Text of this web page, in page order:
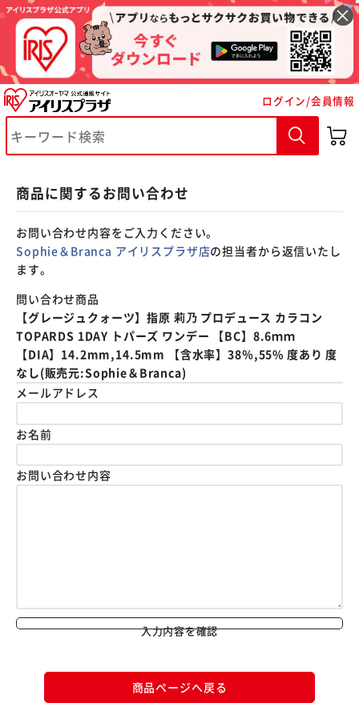
ログイン/会員情報
商品に関するお問い合わせ
お問い合わせ内容をご入力ください。
Sophie＆Branca アイリスプラザ店の担当者から返信いたし
ます。
問い合わせ商品
【グレージュクォーツ】指原 莉乃 プロデュース カラコン
TOPARDS 1DAY トパーズ ワンデー 【BC】8.6ｍｍ
【DIA】14.2mm,14.5mm 【含水率】38％,55% 度あり 度
なし(販売元:Sophie＆Branca)
メールアドレス
お名前
お問い合わせ内容
入力内容を確認
商品ページへ戻る
※ご確認ください
カートに入れる